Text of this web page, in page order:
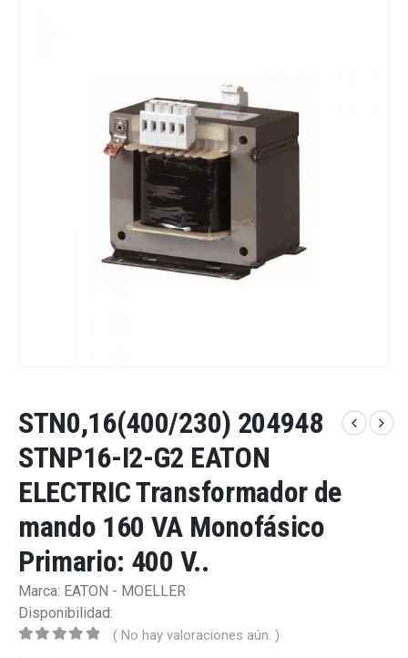
STN0,16(400/230) 204948
STNP16-I2-G2 EATON
ELECTRIC Transformador de
mando 160 VA Monofásico
Primario: 400 V..
Marca: EATON - MOELLER
Disponibilidad:
( No hay valoraciones aún. )